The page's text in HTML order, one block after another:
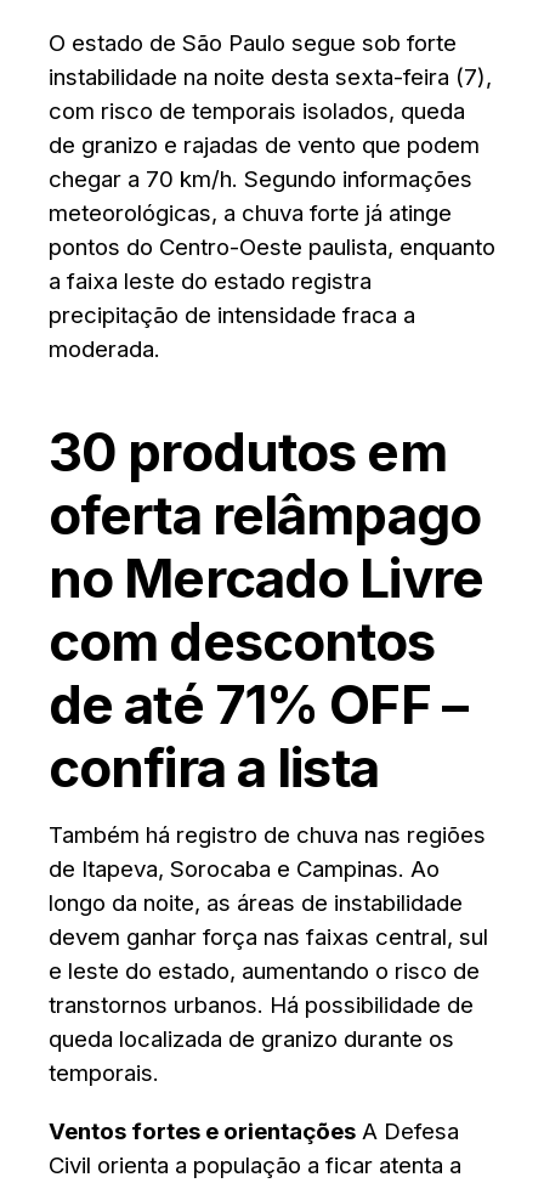
O estado de São Paulo segue sob forte
instabilidade na noite desta sexta-feira (7),
com risco de temporais isolados, queda
de granizo e rajadas de vento que podem
chegar a 70 km/h. Segundo informações
meteorológicas, a chuva forte já atinge
pontos do Centro-Oeste paulista, enquanto
a faixa leste do estado registra
precipitação de intensidade fraca a
moderada.
30 produtos em
oferta relâmpago
no Mercado Livre
com descontos
de até 71% OFF –
confira a lista
Também há registro de chuva nas regiões
de Itapeva, Sorocaba e Campinas. Ao
longo da noite, as áreas de instabilidade
devem ganhar força nas faixas central, sul
e leste do estado, aumentando o risco de
transtornos urbanos. Há possibilidade de
queda localizada de granizo durante os
temporais.
Ventos fortes e orientações A Defesa
Civil orienta a população a ficar atenta a